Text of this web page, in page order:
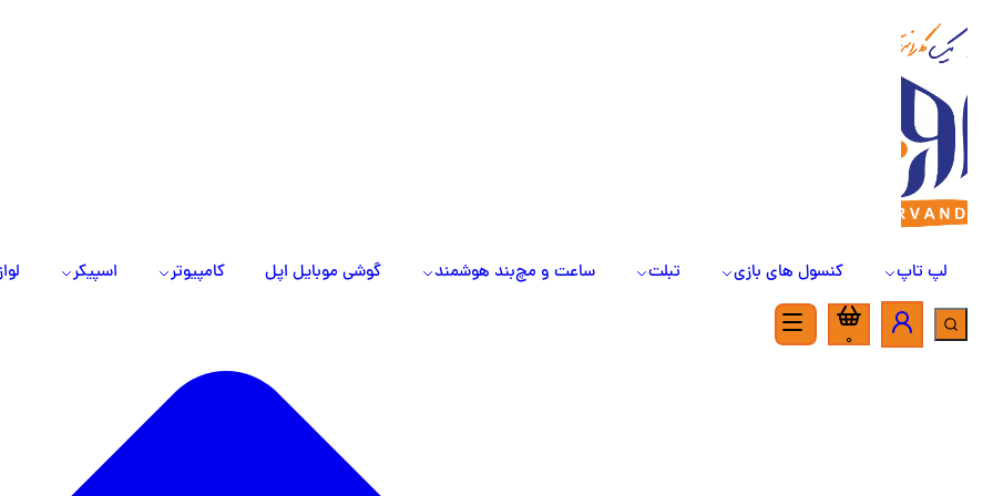
لپ تاپ کنسول های بازی تبلت ساعت و مچ‌بند هوشمند گوشی موبایل اپل کامپیوتر اسپیکر
0